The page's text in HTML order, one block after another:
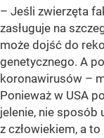
– Jeśli zwierzęta
zasługuje na
może dojść do
genetycznego. A
koronawirusów –
Ponieważ w USA
jelenie, nie sposób
z człowiekiem, a